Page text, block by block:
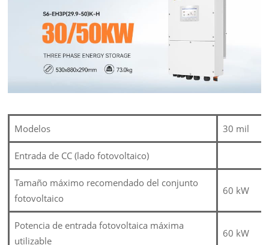
Modelos 30 mil
Entrada de CC (lado fotovoltaico)
Tamaño máximo recomendado del conjunto
fotovoltaico
60 kW
Potencia de entrada fotovoltaica máxima
utilizable
60 kW